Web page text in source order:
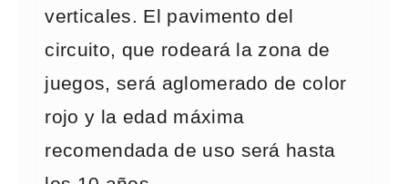
verticales. El pavimento del
circuito, que rodeará la zona de
juegos, será aglomerado de color
rojo y la edad máxima
recomendada de uso será hasta